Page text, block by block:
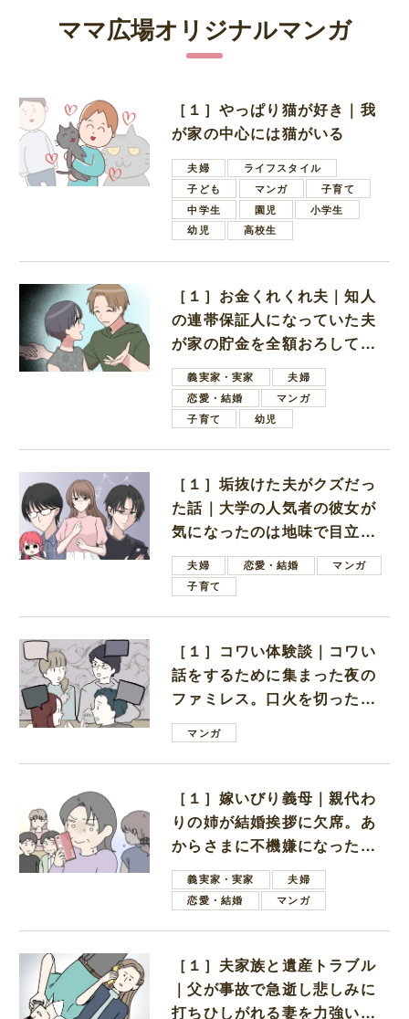
ママ広場オリジナルマンガ
［１］やっぱり猫が好き｜我
が家の中心には猫がいる
夫婦
ライフスタイル
子ども
マンガ
子育て
中学生
園児
小学生
幼児
高校生
［１］お金くれくれ夫｜知人
の連帯保証人になっていた夫
が家の貯金を全額おろしてほ
しいと言ってきた
義実家・実家
夫婦
恋愛・結婚
マンガ
子育て
幼児
［１］垢抜けた夫がクズだっ
た話｜大学の人気者の彼女が
気になったのは地味で目立た
ない男子学生
夫婦 恋愛・結婚
マンガ
子育て
［１］コワい体験談｜コワい
話をするために集まった夜の
ファミレス。口火を切ったの
は電車好きの男の子ママ
マンガ
［１］嫁いびり義母｜親代わ
りの姉が結婚挨拶に欠席。あ
からさまに不機嫌になった義
母義実家・実家
夫婦
恋愛・結婚
マンガ
［１］夫家族と遺産トラブル
｜父が事故で急逝し悲しみに
打ちひしがれる妻を力強い言